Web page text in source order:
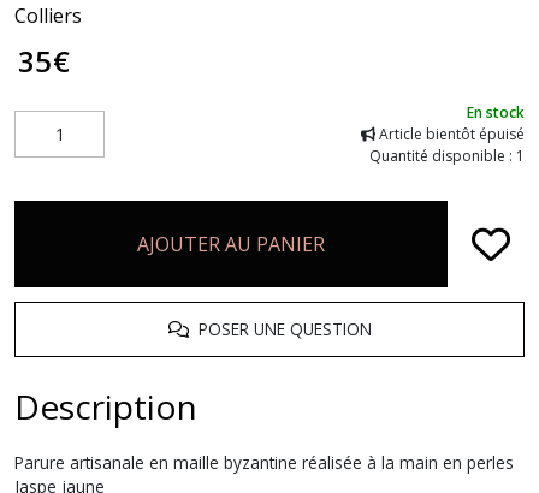
Colliers
35€
En stock
Article bientôt épuisé
Quantité disponible : 1
AJOUTER AU PANIER
POSER UNE QUESTION
Description
Parure artisanale en maille byzantine réalisée à la main en perles
Jaspe jaune